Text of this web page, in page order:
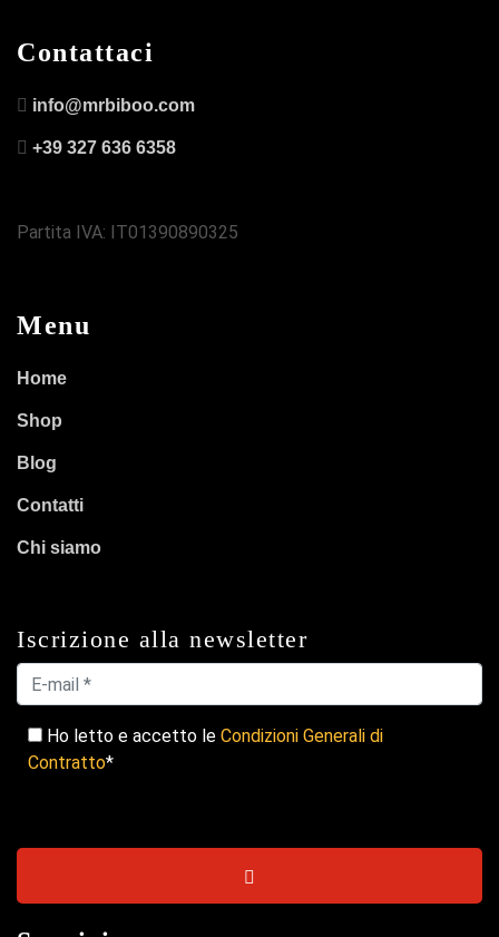
Contattaci
info@mrbiboo.com
+39 327 636 6358
Partita IVA: IT01390890325
Menu
Home
Shop
Blog
Contatti
Chi siamo
Iscrizione alla newsletter
Ho letto e accetto le Condizioni Generali di
Contratto*